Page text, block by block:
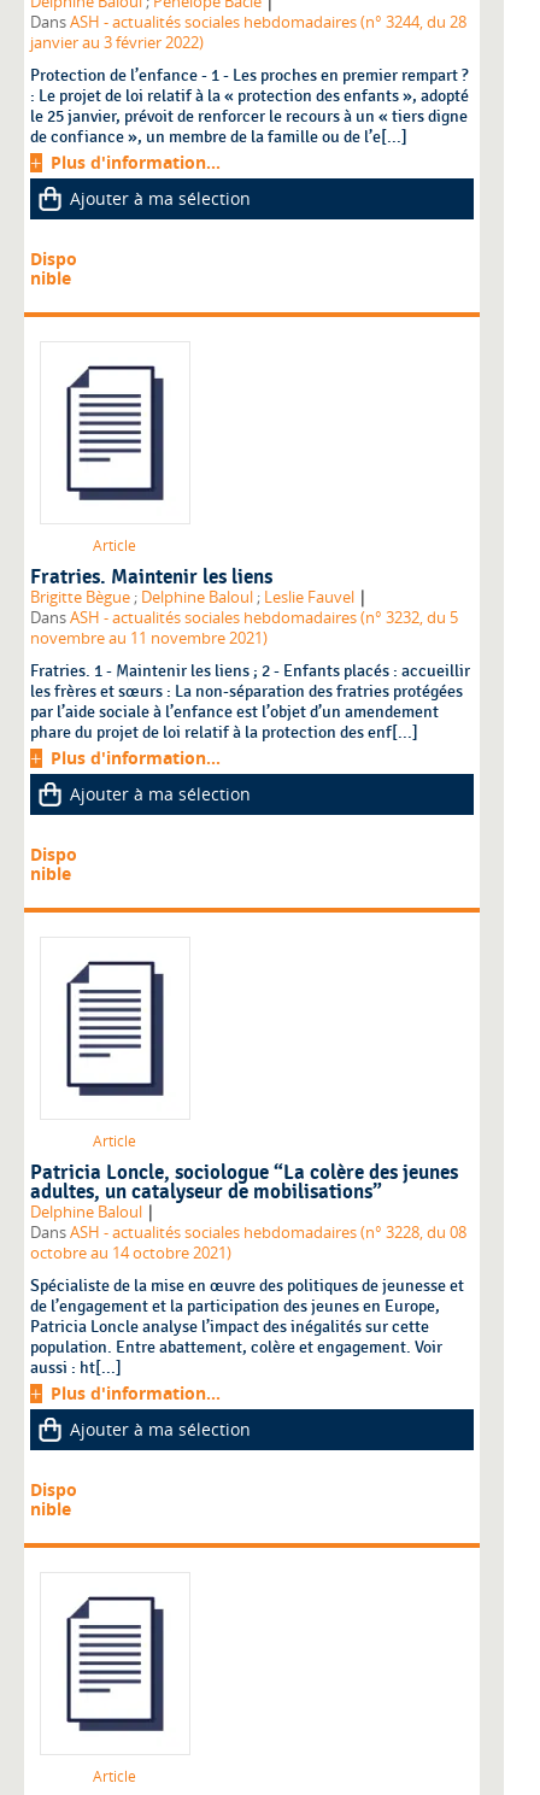
DansASH - actualités sociales hebdomadaires (n° 3244, du 28
janvier au 3 février 2022)
Protection de l’enfance - 1 - Les proches en premier rempart ?
: Le projet de loi relatif à la « protection des enfants », adopté
le 25 janvier, prévoit de renforcer le recours à un « tiers digne
de confiance », un membre de la famille ou de l’e[...]
Plus d'information...
Ajouter à ma sélection
Dispo
nible
Article
Fratries. Maintenir les liens
Brigitte Bègue ; Delphine Baloul ; Leslie Fauvel |
DansASH - actualités sociales hebdomadaires (n° 3232, du 5
novembre au 11 novembre 2021)
Fratries. 1 - Maintenir les liens ; 2 - Enfants placés : accueillir
les frères et sœurs : La non-séparation des fratries protégées
par l’aide sociale à l’enfance est l’objet d’un amendement
phare du projet de loi relatif à la protection des enf[...]
Plus d'information...
Ajouter à ma sélection
Dispo
nible
Article
Patricia Loncle, sociologue “La colère des jeunes
adultes, un catalyseur de mobilisations”
Delphine Baloul |
DansASH - actualités sociales hebdomadaires (n° 3228, du 08
octobre au 14 octobre 2021)
Spécialiste de la mise en œuvre des politiques de jeunesse et
de l’engagement et la participation des jeunes en Europe,
Patricia Loncle analyse l’impact des inégalités sur cette
population. Entre abattement, colère et engagement. Voir
aussi : ht[...]
Plus d'information...
Ajouter à ma sélection
Dispo
nible
Article